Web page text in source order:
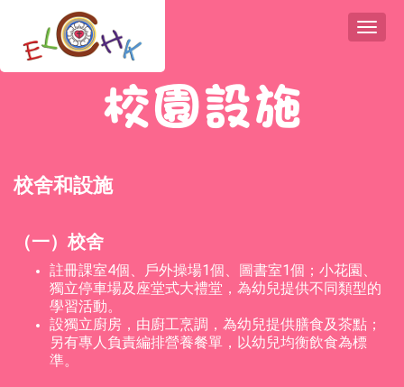
校園設施
校舍和設施
（一）校舍
註冊課室4個、戶外操場1個、圖書室1個；小花園、
獨立停車場及座堂式大禮堂，為幼兒提供不同類型的
學習活動。
設獨立廚房，由廚工烹調，為幼兒提供膳食及茶點；
另有專人負責編排營養餐單，以幼兒均衡飲食為標
準。